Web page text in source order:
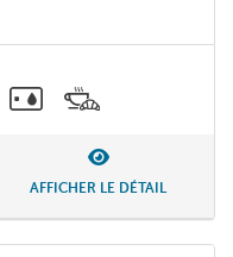
AFFICHER LE DÉTAIL